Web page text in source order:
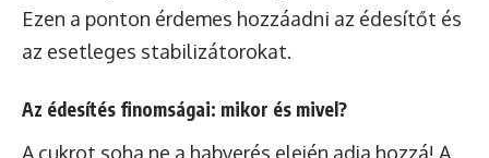
Ezen a ponton érdemes hozzáadni az édesítőt és
az esetleges stabilizátorokat.
Az édesítés finomságai: mikor és mivel?
A cukrot soha ne a habverés elején adja hozzá! A